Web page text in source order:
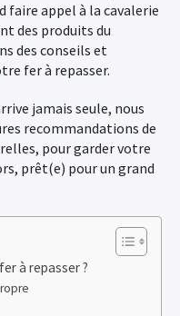
faire appel à la cavalerie
des produits du
des conseils et
fer à repasser.
jamais seule, nous
recommandations de
pour garder votre
prêt(e) pour un grand
à repasser ?